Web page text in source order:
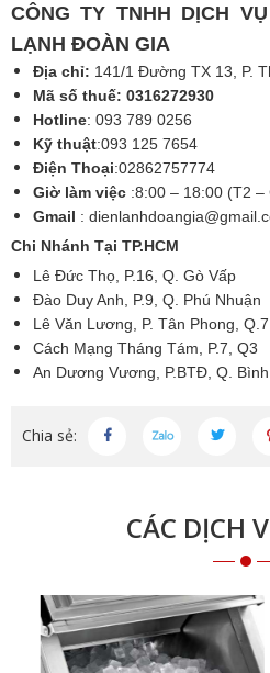
CÔNG TY TNHH DỊCH
LẠNH ĐOÀN GIA
Địa chỉ: 141/1 Đường TX 13, P.
Mã số thuế: 0316272930
Hotline: 093 789 0256
Kỹ thuật:093 125 7654
Điện Thoại:02862757774
Giờ làm việc :8:00 – 18:00 (T2 –
Gmail :
Chi Nhánh Tại TP.HCM
Lê Đức Thọ, P.16, Q. Gò Vấp
Đào Duy Anh, P.9, Q. Phú Nhuận
Lê Văn Lương, P. Tân Phong, Q.7
Cách Mạng Tháng Tám, P.7, Q3
An Dương Vương, P.BTĐ, Q.
Chia sẻ:
CÁC DỊCH